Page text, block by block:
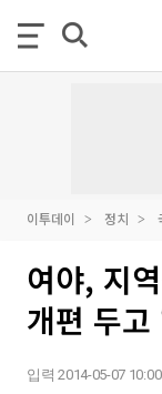
이투데이 정치
여야, 지
개편 두고
입력 2014-05-07 10:00